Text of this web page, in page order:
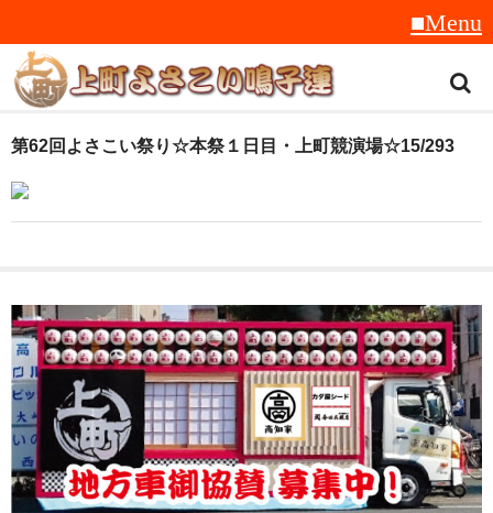
トップ
スタッフ紹介
音楽
衣装
地方車
グッズ
第62回よさこい祭り☆本祭１日目・上町競演場☆15/293